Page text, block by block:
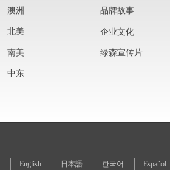
English 日本語 한국어 Español
品牌故事
企业文化
绿森宣传片
澳洲
北美
南美
中东